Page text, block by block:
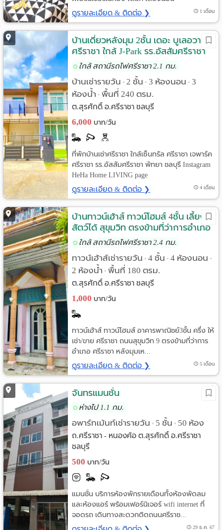
ดูรายละเอียด & ติดต่อ ❯ 1 เดือน
บ้านเดี่ยวหลังมุม 2ชั้น เดอะ บูเลอวาร์ด
ศรีราชา ใกล้ J-Park รร.อัสสัมศรีราชา
เซนทรัลศรีราชา
ใกล้ สถานีรถไฟศรีราชา 2.1 กม.
บ้านเช่ารายวัน • 2 ชั้น • 3 ห้องนอน • 3
ห้องน้ำ • พื้นที่ 240 ตรม.
ต.สุรศักดิ์ อ.ศรีราชา ชลบุรี
6,000 บาท/วัน
ที่พักบ้านเช่าศรีราชา ใกล้เซ็นทรัล ศรีราชา เจพาร์ค
ศรีราชา รร.อัสสัมศรีราชา พัทยา ชลบุรี Instagram
HeHa Home LIVING page
ดูรายละเอียด & ติดต่อ ❯ 4 เดือน
บ้านทาวน์เฮ้าส์ ทาวน์โฮมส์ 4ชั้น เลี้ยง
สัตว์ได้ สุขุมวิท ตรงข้ามที่ว่าการอำเภอ
ศรีราชา ใกล้เซ็นทรัล
ใกล้ สถานีรถไฟศรีราชา 2.4 กม.
ทาวน์เฮ้าส์เช่ารายวัน • 4 ชั้น • 4 ห้องนอน •
2 ห้องน้ำ • พื้นที่ 180 ตรม.
ต.สุรศักดิ์ อ.ศรีราชา ชลบุรี
1,000 บาท/วัน
ทาวน์เฮ้าส์ ทาวน์โฮมส์ อาคารพาณิชย์3ชั้น ครึ่ง ให้
เช่า/ขาย ศรีราชา ถนนสุขุมวิท 9 ตรงข้ามที่ว่าการ
อำเภอ ศรีราชา หลังมุมเห...
ดูรายละเอียด & ติดต่อ ❯ 5 เดือน
จันทรแมนชั่น
ห่างไป 1.1 กม.
อพาร์ทเม้นท์เช่ารายวัน • 5 ชั้น • 50 ห้อง
ถ.ศรีราชา - หนองค้อ ต.สุรศักดิ์ อ.ศรีราชา
ชลบุรี
500 บาท/วัน
แมนชั่น บริการห้องพักรายเดือนทั้งห้องพัดลม
และห้องแอร์ พร้อมเฟอร์นิเจอร์ wifi internet ที่
จอดรถ เดินทางสะดวกติดถนนศรีราช...
29 ธ.ค. 67